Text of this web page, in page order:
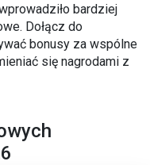
bardziej
Dołącz do
bonusy za wspólne
się nagrodami z